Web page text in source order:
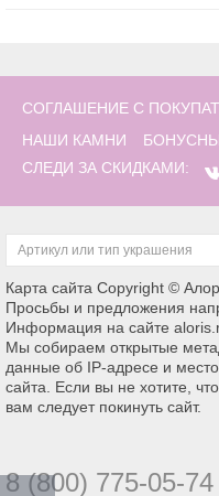
СОГЛАШЕНИЕ С
НАШИ КАМНИ
СЛЕДИ ЗА СКИДКАМИ:
Карта сайта Copyright ©
Просьбы и предложения
Информация на сайте
Мы собираем открытые
данные об IP-адресе и
сайта. Если вы не хотите,
вам следует покинуть сайт.
8 (800) 775-05-74